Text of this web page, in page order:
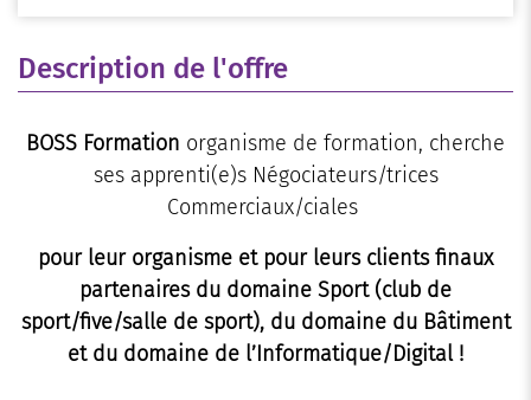
Description de l'offre
BOSS Formation organisme de formation, cherche
ses apprenti(e)s Négociateurs/trices
Commerciaux/ciales
pour leur organisme et pour leurs clients finaux
partenaires du domaine Sport (club de
sport/five/salle de sport), du domaine du Bâtiment
et du domaine de l’Informatique/Digital !